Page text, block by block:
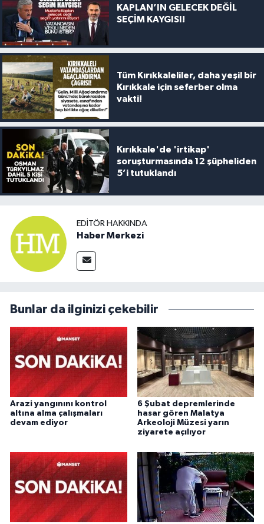
KAPLAN’IN GELECEK DEĞİL
SEÇİM KAYGISI!
Tüm Kırıkkaleliler, daha yeşil bir
Kırıkkale için seferber olma
vakti!
Kırıkkale'de 'irtikap'
soruşturmasında 12 şüpheliden
5’i tutuklandı
EDITÖR HAKKINDA
Haber Merkezi
Bunlar da ilginizi çekebilir
Arazi yangınını kontrol
altına alma çalışmaları
devam ediyor
6 Şubat depremlerinde
hasar gören Malatya
Arkeoloji Müzesi yarın
ziyarete açılıyor